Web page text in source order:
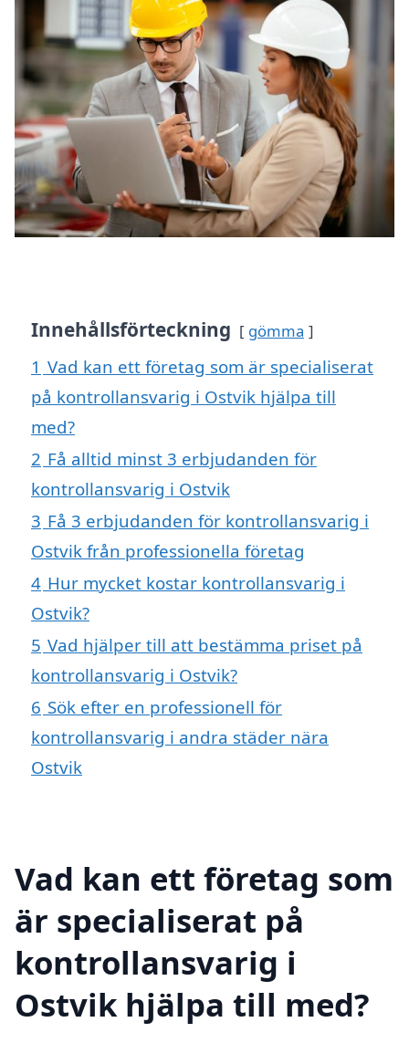
Innehållsförteckning gömma
1 Vad kan ett företag som är specialiserat
på kontrollansvarig i Ostvik hjälpa till
med?
2 Få alltid minst 3 erbjudanden för
kontrollansvarig i Ostvik
3 Få 3 erbjudanden för kontrollansvarig i
Ostvik från professionella företag
4 Hur mycket kostar kontrollansvarig i
Ostvik?
5 Vad hjälper till att bestämma priset på
kontrollansvarig i Ostvik?
6 Sök efter en professionell för
kontrollansvarig i andra städer nära
Ostvik
Vad kan ett företag som
är specialiserat på
kontrollansvarig i
Ostvik hjälpa till med?